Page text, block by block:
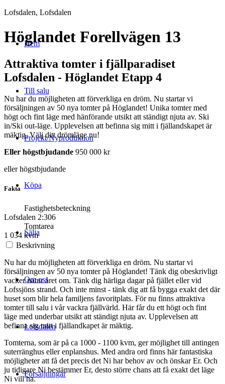
Hem
Till salu
Projekt/Nyproduktion
Köpa
Sälja
Om oss
Lofsdalen
Försäljningar
Lofsdalen, Lofsdalen
Höglandet Forellvägen 13
Attraktiva tomter i fjällparadiset
Lofsdalen - Höglandet Etapp 4
Nu har du möjligheten att förverkliga en dröm. Nu startar vi
försäljningen av 50 nya tomter på Höglandet! Unika tomter med
högt och fint läge med hänförande utsikt att ständigt njuta av. Ski
in/Ski out-läge. Upplevelsen att befinna sig mitt i fjällandskapet är
mäktig. Välj ditt drömläge nu!
Eller högstbjudande 950 000 kr
eller högstbjudande
Fakta
Fastighetsbeteckning
Lofsdalen 2:306
Tomtarea
1 034 kvm
Beskrivning
Nu har du möjligheten att förverkliga en dröm. Nu startar vi
försäljningen av 50 nya tomter på Höglandet! Tänk dig obeskrivligt
vacker natur året om. Tänk dig härliga dagar på fjället eller vid
Lofssjöns strand. Och inte minst - tänk dig att få bygga exakt det där
huset som blir hela familjens favoritplats. För nu finns attraktiva
tomter till salu i vår vackra fjällvärld. Här får du ett högt och fint
läge med underbar utsikt att ständigt njuta av. Upplevelsen att
befinna sig mitt i fjällandkapet är mäktig.
Tomterna, som är på ca 1000 - 1100 kvm, ger möjlighet till antingen
suterränghus eller enplanshus. Med andra ord finns här fantastiska
möjligheter att få det precis det Ni har behov av och önskar Er. Och
ju tidigare Ni bestämmer Er, desto större chans att få exakt det läge
Ni vill ha.